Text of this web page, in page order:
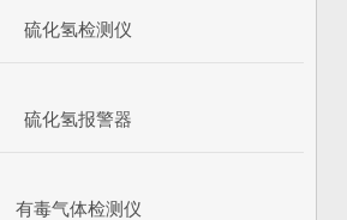
硫化氢检测仪
硫化氢报警器
有毒气体检测仪